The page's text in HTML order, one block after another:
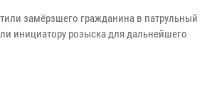
замёрзшего гражданина в патрульный
инициатору розыска для дальнейшего